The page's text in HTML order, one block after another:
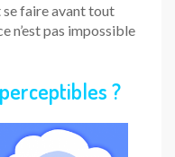
faire avant tout
n’est pas impossible
?